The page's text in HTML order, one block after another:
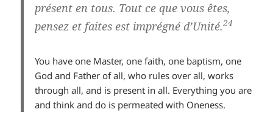
présent en tous. Tout ce que vous êtes,
pensez et faites est imprégné d’Unité.24
You have one Master, one faith, one baptism, one
God and Father of all, who rules over all, works
through all, and is present in all. Everything you are
and think and do is permeated with Oneness.